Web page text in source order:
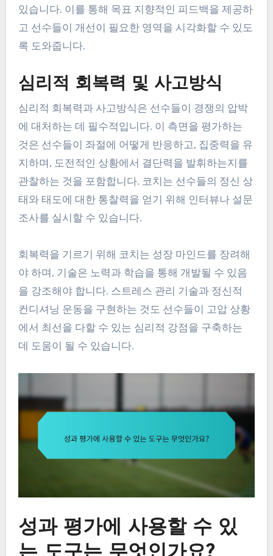
있습니다. 이를 통해 목표 지향적인 피드백을 제공하
고 선수들이 개선이 필요한 영역을 시각화할 수 있도
록 도와줍니다.
심리적 회복력 및 사고방식
심리적 회복력과 사고방식은 선수들이 경쟁의 압박
에 대처하는 데 필수적입니다. 이 측면을 평가하는
것은 선수들이 좌절에 어떻게 반응하고, 집중력을 유
지하며, 도전적인 상황에서 결단력을 발휘하는지를
관찰하는 것을 포함합니다. 코치는 선수들의 정신 상
태와 태도에 대한 통찰력을 얻기 위해 인터뷰나 설문
조사를 실시할 수 있습니다.
회복력을 기르기 위해 코치는 성장 마인드를 장려해
야 하며, 기술은 노력과 학습을 통해 개발될 수 있음
을 강조해야 합니다. 스트레스 관리 기술과 정신적
컨디셔닝 운동을 구현하는 것도 선수들이 고압 상황
에서 최선을 다할 수 있는 심리적 강점을 구축하는
데 도움이 될 수 있습니다.
성과 평가에 사용할 수 있